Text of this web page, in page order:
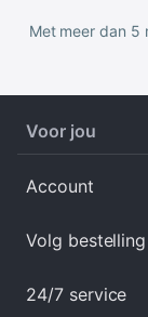
Met meer dan 5
Voor jou
Account
Volg bestelling
24/7 service